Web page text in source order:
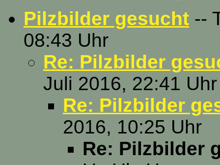
Pilzbilder gesucht --
08:43 Uhr
Re: Pilzbilder
Juli 2016, 22:41 Uhr
Re: Pilzbilder
2016, 10:25 Uhr
Re: Pilzbilder